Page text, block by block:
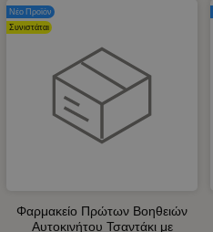
Φαρμακείο Πρώτων Βοηθειών
Αυτοκινήτου Τσαντάκι με
Νέο Προϊόν
Συνιστάται